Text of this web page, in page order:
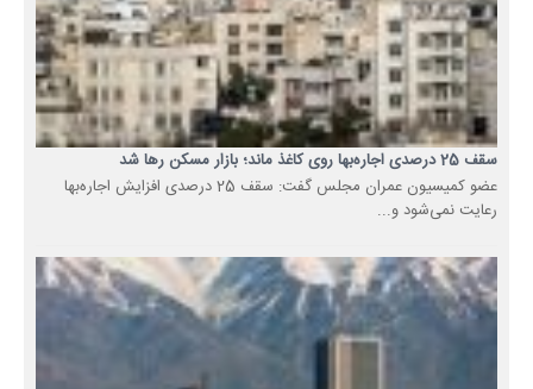
سقف 25 درصدی اجاره‌بها روی کاغذ ماند؛ بازار مسکن رها شد
عضو کمیسیون عمران مجلس گفت: سقف 25 درصدی افزایش اجاره‌بها
رعایت نمی‌شود و...